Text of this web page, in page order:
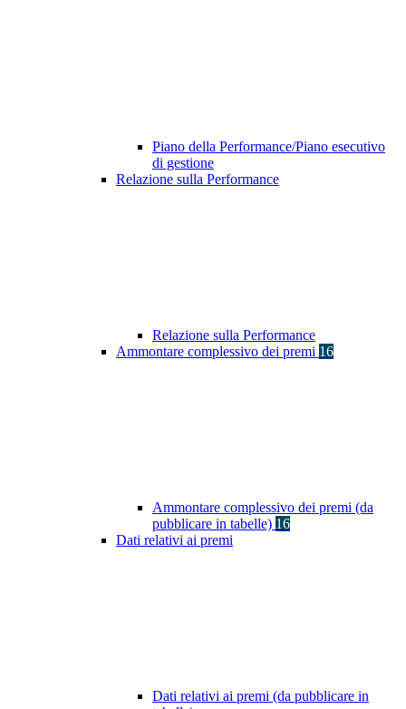
Piano della Performance/Piano esecutivo
di gestione
Relazione sulla Performance
Relazione sulla Performance
Ammontare complessivo dei premi 16
Ammontare complessivo dei premi (da
pubblicare in tabelle) 16
Dati relativi ai premi
Dati relativi ai premi (da pubblicare in